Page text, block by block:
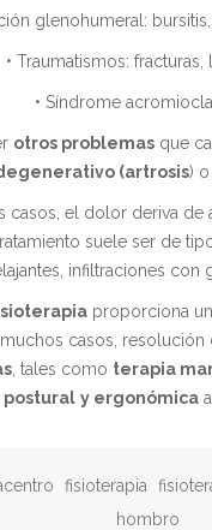
glenohumeral:
• Traumatismos: fracturas,
• Síndrome
otros problemasque
(artrosis)
casos, el dolor deriva
suele ser de
infiltraciones con
proporciona
casos, resolución
, tales como terapia
postural y ergonómica
fisioterapia
hombro